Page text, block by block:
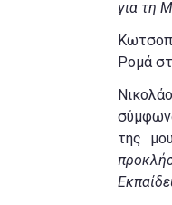
για τη
Ρομά
της